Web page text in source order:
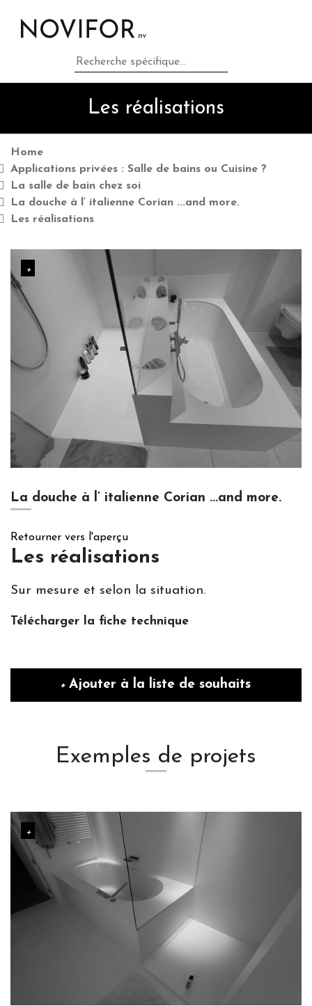
Applications privées : Salle de
bains ou Cuisine ?
Applications professionnelles :
Industrie, Hôtels, Horeca,
Matières premières & brands
comme Corian ...and more.
Vide grenier : les dégriffés
Contactez-nous.
Les réalisations
Home
Applications privées : Salle de bains ou Cuisine ?
La salle de bain chez soi
La douche à l’ italienne Corian ...and more.
Les réalisations
La douche à l’ italienne Corian ...and more.
Retourner vers l'aperçu
Les réalisations
Sur mesure et selon la situation.
Télécharger la fiche technique
Ajouter à la liste de souhaits
Exemples de projets